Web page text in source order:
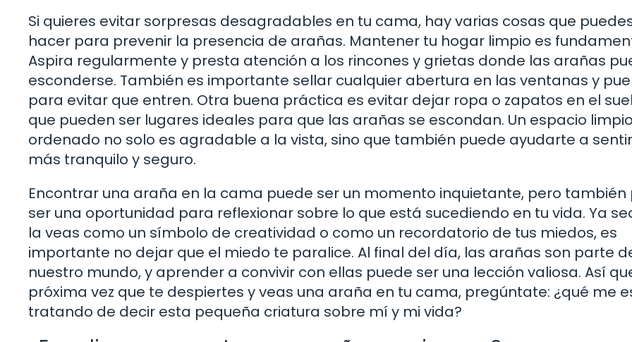
Si quieres evitar sorpresas desagradables en tu cama, hay varias cosas que
hacer para prevenir la presencia de arañas. Mantener tu hogar limpio es
Aspira regularmente y presta atención a los rincones y grietas donde las arañas
esconderse. También es importante sellar cualquier abertura en las ventanas y
para evitar que entren. Otra buena práctica es evitar dejar ropa o zapatos en el
que pueden ser lugares ideales para que las arañas se escondan. Un espacio
ordenado no solo es agradable a la vista, sino que también puede ayudarte a
más tranquilo y seguro.
Encontrar una araña en la cama puede ser un momento inquietante, pero también
ser una oportunidad para reflexionar sobre lo que está sucediendo en tu vida. Ya
la veas como un símbolo de creatividad o como un recordatorio de tus miedos, es
importante no dejar que el miedo te paralice. Al final del día, las arañas son parte
nuestro mundo, y aprender a convivir con ellas puede ser una lección valiosa. Así
próxima vez que te despiertes y veas una araña en tu cama, pregúntate: ¿qué me
tratando de decir esta pequeña criatura sobre mí y mi vida?